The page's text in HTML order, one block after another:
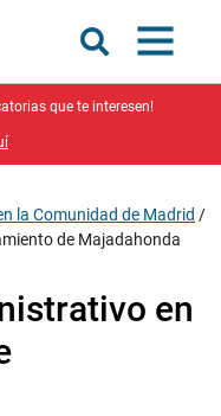
que te interesen!
la Comunidad de Madrid /
de Majadahonda
en